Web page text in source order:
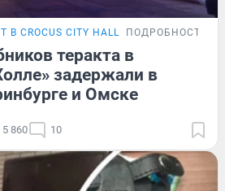
В CROCUS CITY HALL ПОДРОБНОСТИ
теракта в
задержали в
и Омске
5 860 10